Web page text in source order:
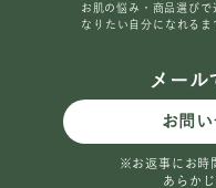
お肌の悩み・商品選びで
なりたい自分になれるま
メール
お問
※お返事にお時
あらか